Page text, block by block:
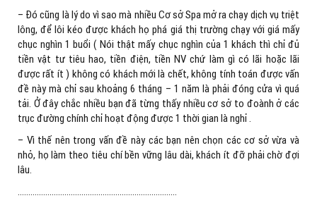
– Đó cũng là lý do vì sao mà nhiều Cơ sở Spa mở ra chạy dịch vụ triệt
lông, để lôi kéo được khách họ phá giá thị trường chạy với giá mấy
chục nghìn 1 buổi ( Nói thật mấy chục nghìn của 1 khách thì chỉ đủ
tiền vật tư tiêu hao, tiền điện, tiền NV chứ làm gì có lãi hoặc lãi
được rất ít ) không có khách mới là chết, không tính toán được vấn
đề này mà chỉ sau khoảng 6 tháng – 1 năm là phải đóng cửa vì quá
tải. Ở đây chắc nhiều bạn đã từng thấy nhiều cơ sở to đoành ở các
trục đường chính chỉ hoạt động được 1 thời gian là nghỉ .
– Vì thế nên trong vấn đề này các bạn nên chọn các cơ sở vừa và
nhỏ, họ làm theo tiêu chí bền vững lâu dài, khách ít đỡ phải chờ đợi
lâu.